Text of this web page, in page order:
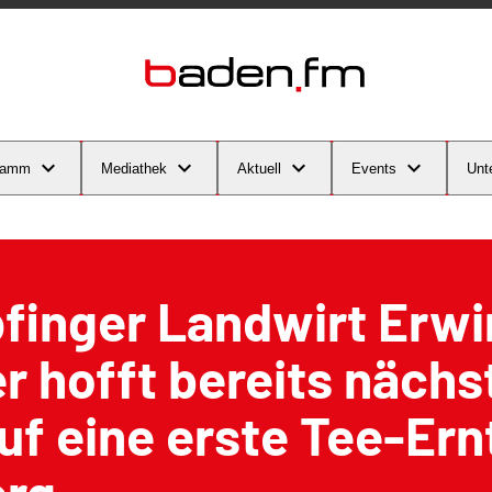
Mediathek Aktuell Events
Landwirt
hofft bereits
eine erste Tee-